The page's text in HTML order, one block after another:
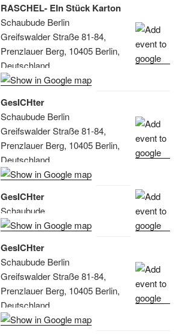
RASCHEL- EIn Stück Karton
Schaubude Berlin
Greifswalder Straße 81-84,
Prenzlauer Berg, 10405 Berlin,
Deutschland
GesICHter
Schaubude Berlin
Greifswalder Straße 81-84,
Prenzlauer Berg, 10405 Berlin,
Deutschland
GesICHter
Schaubude
GesICHter
Schaubude Berlin
Greifswalder Straße 81-84,
Prenzlauer Berg, 10405 Berlin,
Deutschland